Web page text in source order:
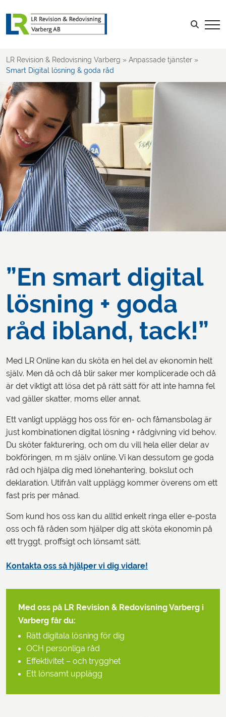
Optimera deklaration och årsredovisning
LOGGA IN
Sök efter:
LR Revision & Redovisning Varberg » Anpassade tjänster »
Smart Digital lösning & goda råd
”En smart digital
lösning + goda
råd ibland, tack!”
Med LR Online kan du sköta en hel del av ekonomin helt
själv. Men då och då blir saker mer komplicerade och då
är det viktigt att lösa det på rätt sätt för att inte hamna fel
vad gäller skatter, moms eller annat.
Ett vanligt upplägg hos oss för en- och fåmansbolag är
just kombinationen digital lösning + rådgivning vid behov.
Du sköter fakturering, och om du vill hela eller delar av
bokföringen, m m själv online. Vi kan dessutom ge goda
råd och hjälpa dig med lönehantering, bokslut och
deklaration. Utifrån valt upplägg kommer överens om ett
fast pris per månad.
Som kund hos oss kan du alltid enkelt ringa eller e-posta
oss och få råden som hjälper dig att sköta ekonomin på
ett tryggt, proffsigt och lönsamt sätt.
Kontakta oss så hjälper vi dig vidare!
Med oss på LR Revision & Redovisning Varberg i
Varberg får du:
Rätt digitala lösning för dig
OCH personliga råd
Effektivitet – och trygghet
Ett lönsamt upplägg